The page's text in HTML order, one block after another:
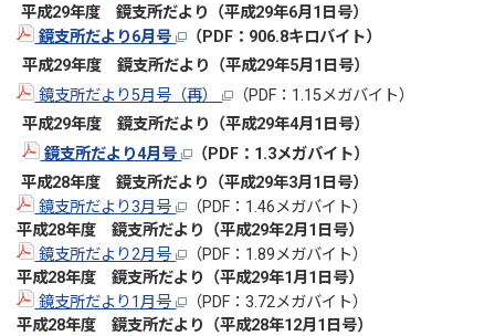
平成29年度 鏡支所だより（平成29年6月1日号）
鏡支所だより6月号
（PDF：906.8キロバイト）
平成29年度 鏡支所だより（平成29年5月1日号）
鏡支所だより5月号（再）
（PDF：1.15メガバイト）
平成29年度 鏡支所だより（平成29年4月1日号）
鏡支所だより4月号
（PDF：1.3メガバイト）
平成28年度 鏡支所だより（平成29年3月1日号）
鏡支所だより3月号
（PDF：1.46メガバイト）
平成28年度 鏡支所だより（平成29年2月1日号）
鏡支所だより2月号
（PDF：1.89メガバイト）
平成28年度 鏡支所だより（平成29年1月1日号）
鏡支所だより1月号
（PDF：3.72メガバイト）
平成28年度 鏡支所だより（平成28年12月1日号）